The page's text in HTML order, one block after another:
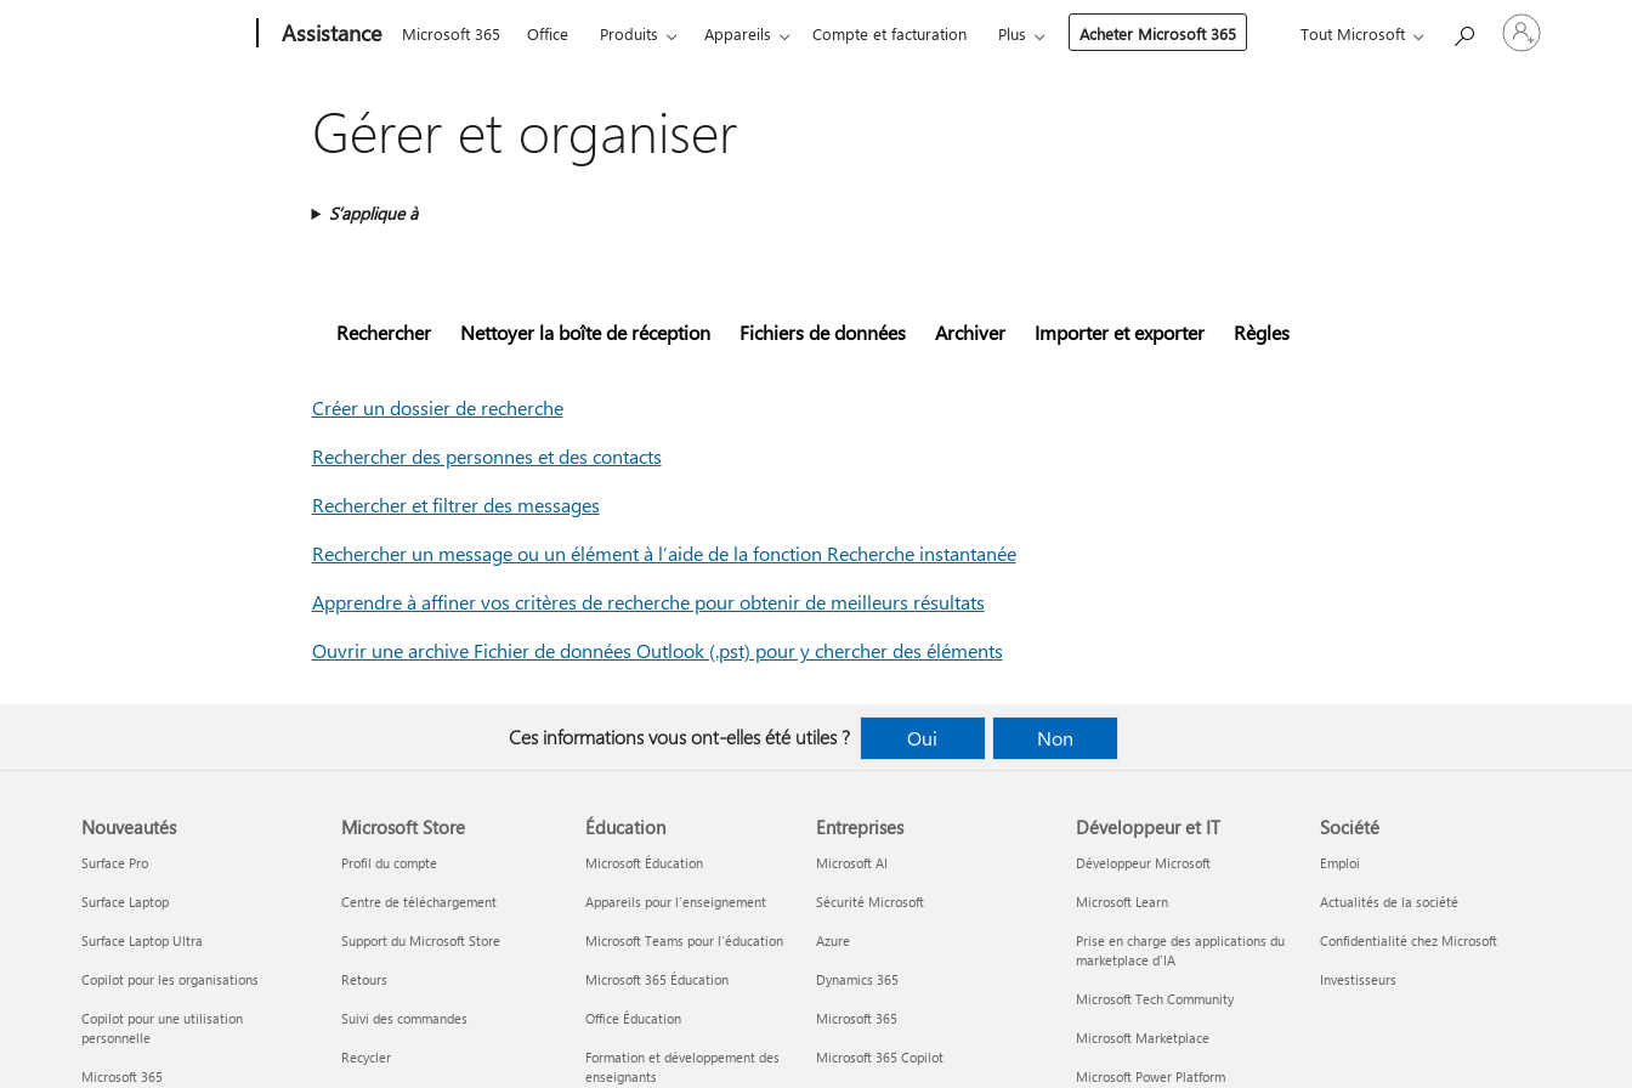
Assistance Microsoft 365 Office Produits Appareils Compte et facturation Plus Acheter Microsoft 365 Tout Microsoft
Connectez-
vous
Gérer et organiser
S’applique à
Rechercher Nettoyer la boîte de réception Fichiers de données Archiver Importer et exporter Règles
Créer un dossier de recherche
Rechercher des personnes et des contacts
Rechercher et filtrer des messages
Rechercher un message ou un élément à l’aide de la fonction Recherche instantanée
Apprendre à affiner vos critères de recherche pour obtenir de meilleurs résultats
Ouvrir une archive Fichier de données Outlook (.pst) pour y chercher des éléments
Ces informations vous ont-elles été utiles ? Oui Non
Nouveautés
Surface Pro
Surface Laptop
Surface Laptop Ultra
Copilot pour les organisations
Copilot pour une utilisation
personnelle
Microsoft 365
Microsoft Store
Profil du compte
Centre de téléchargement
Support du Microsoft Store
Retours
Suivi des commandes
Recycler
Éducation
Microsoft Éducation
Appareils pour l’enseignement
Microsoft Teams pour l’éducation
Microsoft 365 Éducation
Office Éducation
Formation et développement des
enseignants
Entreprises
Microsoft AI
Sécurité Microsoft
Azure
Dynamics 365
Microsoft 365
Microsoft 365 Copilot
Développeur et IT
Développeur Microsoft
Microsoft Learn
Prise en charge des applications du
marketplace d’IA
Microsoft Tech Community
Microsoft Marketplace
Microsoft Power Platform
Société
Emploi
Actualités de la société
Confidentialité chez Microsoft
Investisseurs